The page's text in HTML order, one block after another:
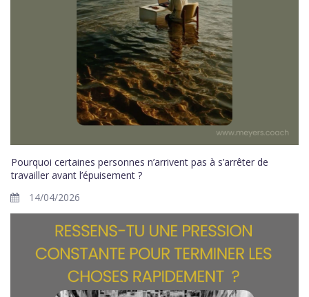
Pourquoi certaines personnes n’arrivent pas à s’arrêter de
travailler avant l’épuisement ?
14/04/2026